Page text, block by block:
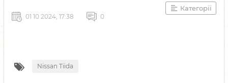
Категорії
01 10 2024, 17:38 0
Nissan Tiida